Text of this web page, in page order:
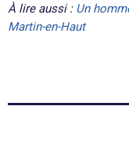
À lire aussi : Un
Martin-en-Haut